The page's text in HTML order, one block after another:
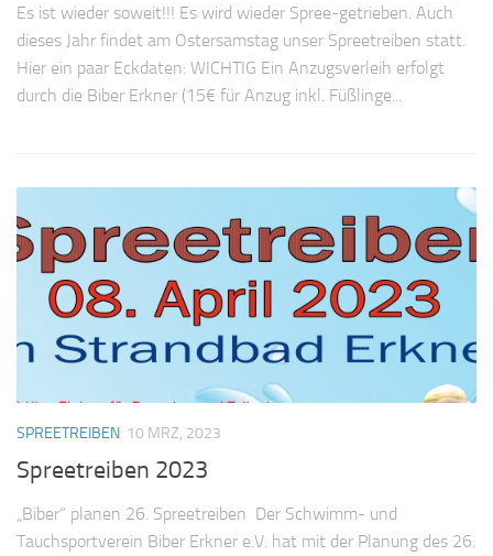
Es ist wieder soweit!!! Es wird wieder Spree-getrieben. Auch
dieses Jahr findet am Ostersamstag unser Spreetreiben statt.
Hier ein paar Eckdaten: WICHTIG Ein Anzugsverleih erfolgt
durch die Biber Erkner (15€ für Anzug inkl. Füßlinge...
SPREETREIBEN 10 MRZ, 2023
Spreetreiben 2023
„Biber“ planen 26. Spreetreiben Der Schwimm- und
Tauchsportverein Biber Erkner e.V. hat mit der Planung des 26.